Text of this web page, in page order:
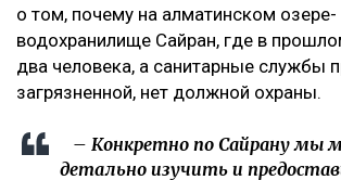
о том, почему на алматинском озере-
водохранилище Сайран, где в
два человека, а санитарные службы
загрязненной, нет должной охраны.
– Конкретно по Сайрану мы
детально изучить и